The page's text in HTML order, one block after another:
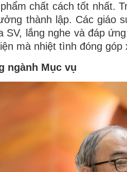
chất cách tốt nhất.
thành lập. Các giáo
SV, lắng nghe và đáp
mà nhiệt tình đóng góp
ngành Mục vụ